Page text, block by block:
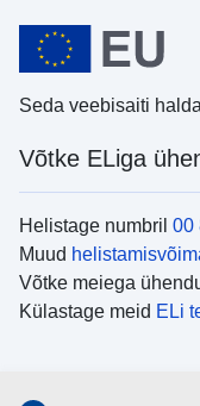
Seda veebisaiti
Võtke ELiga
Helistage numbril 00
Muud
Võtke meiega
Külastage meid ELi